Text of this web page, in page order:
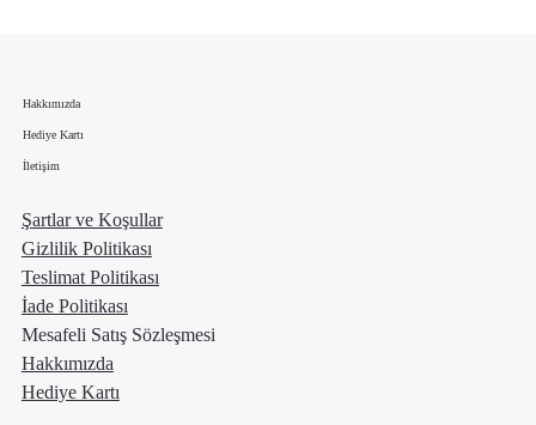
Hakkımızda
Hediye Kartı
İletişim
Şartlar ve Koşullar
Gizlilik Politikası
Teslimat Politikası
İade Politikası
Mesafeli Satış Sözleşmesi
Hakkımızda
Hediye Kartı